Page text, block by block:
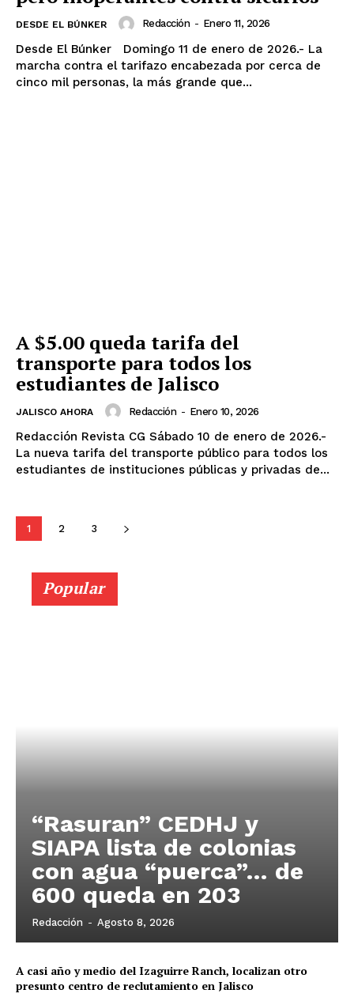
DESDE EL BÚNKER Redacción - Enero 11, 2026
Desde El Búnker Domingo 11 de enero de 2026.- La
marcha contra el tarifazo encabezada por cerca de
cinco mil personas, la más grande que...
A $5.00 queda tarifa del
transporte para todos los
estudiantes de Jalisco
JALISCO AHORA Redacción - Enero 10, 2026
Redacción Revista CG Sábado 10 de enero de 2026.-
La nueva tarifa del transporte público para todos los
estudiantes de instituciones públicas y privadas de...
1 2 3
Popular
“Rasuran” CEDHJ y
SIAPA lista de colonias
con agua “puerca”… de
600 queda en 203
Redacción - Agosto 8, 2026
A casi año y medio del Izaguirre Ranch, localizan otro
presunto centro de reclutamiento en Jalisco